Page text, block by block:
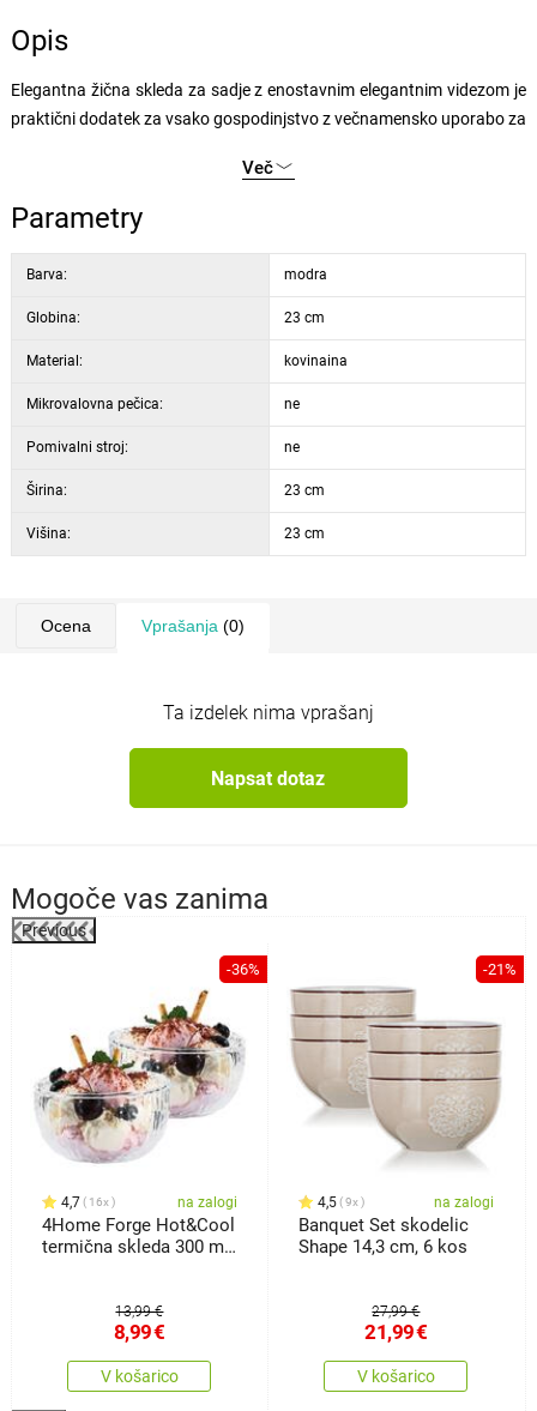
Opis
Elegantna žična skleda za sadje z enostavnim elegantnim videzom je
praktični dodatek za vsako gospodinjstvo z večnamensko uporabo za
Posoda je izdelana iz kovinske lakirane žice. Prednost žičnih posod je,
da so odprte in zračne, zato sadje v njih ne gnije. Žična posoda s
polnim dnom se lahko uporablja tudi za majhno sadje, kot so češnje,
Več
Parametry
Barva: modra
Globina: 23 cm
Material: kovinaina
Mikrovalovna pečica: ne
Pomivalni stroj: ne
Širina: 23 cm
Višina: 23 cm
Ocena Vprašanja (0)
Ta izdelek nima vprašanj
Napsat dotaz
Mogoče vas zanima
Previous
-36%
4,7 16x na zalogi
4Home Forge Hot&Cool
termična skleda 300 ml,
13,99 €
8,99€
V košarico
-21%
4,5 9x na zalogi
Banquet Set skodelic
Shape 14,3 cm, 6 kos
27,99 €
21,99€
V košarico